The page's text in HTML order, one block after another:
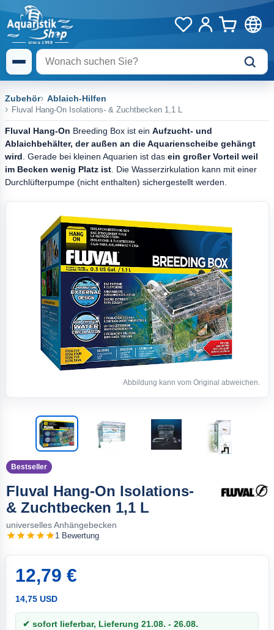
Zubehör Ablaich-Hilfen
Fluval Hang-On Isolations- & Zuchtbecken 1,1 L
Fluval Hang-On Breeding Box ist ein Aufzucht- und
Ablaichbehälter, der außen an die Aquarienscheibe gehängt
wird . Gerade bei kleinen Aquarien ist das ein großer Vorteil weil
im Becken wenig Platz ist . Die Wasserzirkulation kann mit einer
Durchlüfterpumpe (nicht enthalten) sichergestellt werden.
Abbildung kann vom Original abweichen.
Bestseller
Fluval Hang-On Isolations-
& Zuchtbecken 1,1 L
universelles Anhängebecken
1 Bewertung
12,79 €
14,75 USD
✔ sofort lieferbar, Lieferung 21.08. - 26.08.